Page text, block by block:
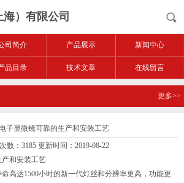
）有限公司
司简介 产品展示 新闻中心
品目录 技术文章 在线留言
更多>>
子显微镜可靠的生产和安装工艺
数：3185 更新时间：2019-08-22
和安装工艺
高达1500小时的新一代灯丝和分辨率更高，功能更